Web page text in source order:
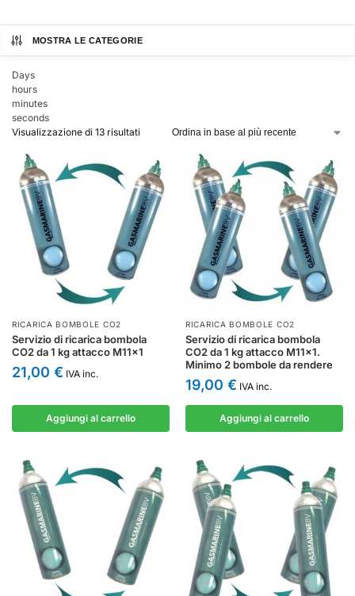
MOSTRA LE CATEGORIE
Days
hours
minutes
seconds
Visualizzazione di 13 risultati
RICARICA BOMBOLE CO2
Servizio di ricarica bombola
CO2 da 1 kg attacco M11x1
21,00 € IVA inc.
Aggiungi al carrello
RICARICA BOMBOLE CO2
Servizio di ricarica bombola
CO2 da 1 kg attacco M11x1.
Minimo 2 bombole da rendere
19,00 € IVA inc.
Aggiungi al carrello